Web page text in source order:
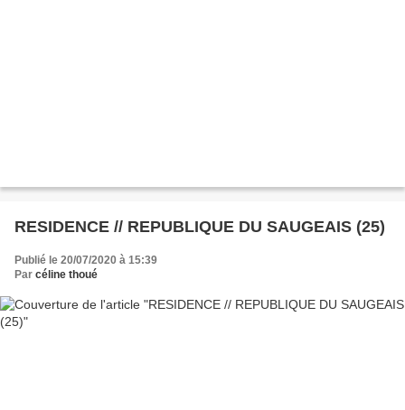
RESIDENCE // REPUBLIQUE DU SAUGEAIS (25)
Publié le 20/07/2020 à 15:39
Par céline thoué